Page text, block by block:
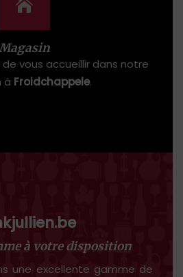
vous accueillir dans notre
à Froidchappele.
à votre disposition
une excellente gamme de